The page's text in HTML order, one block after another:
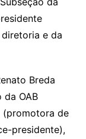
e da
Breda
da OAB
(promotora de
presidente),